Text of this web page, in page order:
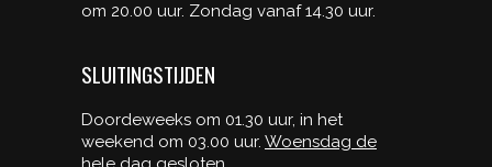
om 20.00 uur. Zondag vanaf 14.30 uur.
SLUITINGSTIJDEN
Doordeweeks om 01.30 uur, in het
weekend om 03.00 uur. Woensdag de